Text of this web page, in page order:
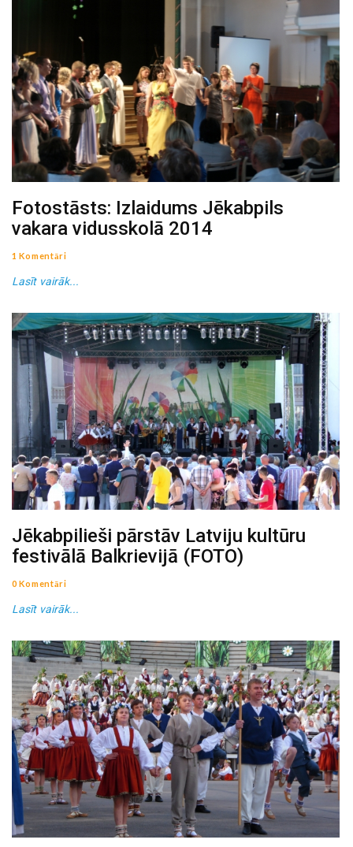
Fotostāsts: Izlaidums Jēkabpils
vakara vidusskolā 2014
1 Komentāri
Lasīt vairāk...
Jēkabpilieši pārstāv Latviju kultūru
festivālā Balkrievijā (FOTO)
0 Komentāri
Lasīt vairāk...